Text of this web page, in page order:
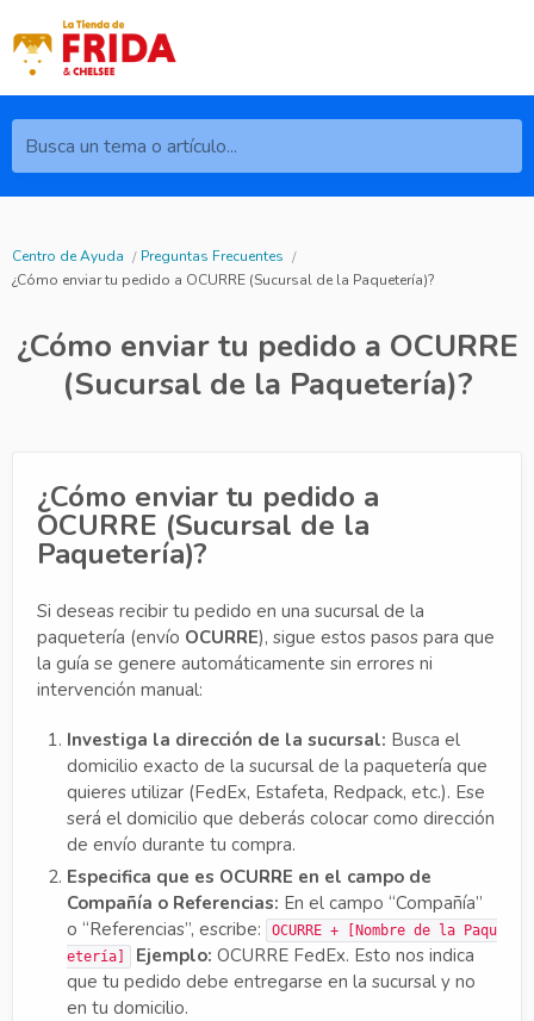
Busca un tema o artículo...
Centro de Ayuda
Preguntas Frecuentes
¿Cómo enviar tu pedido a OCURRE (Sucursal de la Paquetería)?
¿Cómo enviar tu pedido a OCURRE
(Sucursal de la Paquetería)?
¿Cómo enviar tu pedido a
OCURRE (Sucursal de la
Paquetería)?
Si deseas recibir tu pedido en una sucursal de la
paquetería (envío OCURRE), sigue estos pasos para que
la guía se genere automáticamente sin errores ni
intervención manual:
Investiga la dirección de la sucursal: Busca el
domicilio exacto de la sucursal de la paquetería que
quieres utilizar (FedEx, Estafeta, Redpack, etc.). Ese
será el domicilio que deberás colocar como dirección
de envío durante tu compra.
Especifica que es OCURRE en el campo de
Compañía o Referencias: En el campo “Compañía”
o “Referencias”, escribe:
OCURRE + [Nombre de la Paqu
etería]
Ejemplo: OCURRE FedEx. Esto nos indica
que tu pedido debe entregarse en la sucursal y no
en tu domicilio.